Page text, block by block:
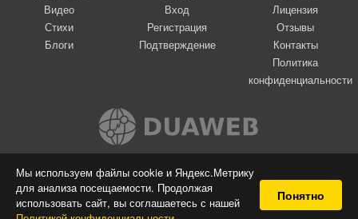
Мы используем файлы cookie и Яндекс.Метрику
для анализа посещаемости. Продолжая
использовать сайт, вы соглашаетесь с нашей
Понятно
Видео
Стихи
Блоги
Вход
Регистрация
Подтверждение
Лицензия
Отзывы
Контакты
Политика
конфиденциальности
Вконтакте
© 2009-2026 Я-пою
Музыкальный сайт самовыражения